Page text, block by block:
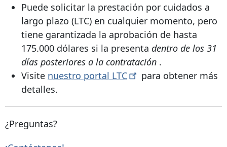
Puede solicitar la prestación por cuidados a
largo plazo (LTC) en cualquier momento, pero
tiene garantizada la aprobación de hasta
175.000 dólares si la presenta dentro de los 31
días posteriores a la contratación .
Visite nuestro portal LTC
para obtener más
detalles.
¿Preguntas?